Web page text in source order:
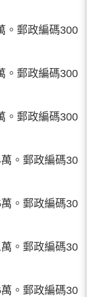
。郵政編碼300
。郵政編碼300
。郵政編碼300
。郵政編碼30
。郵政編碼30
。郵政編碼30
。郵政編碼30